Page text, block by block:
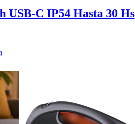
USB-C IP54 Hasta 30 Hs